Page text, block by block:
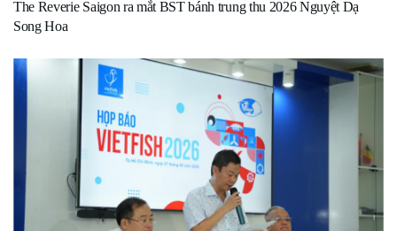
The Reverie Saigon ra mắt BST bánh trung thu 2026 Nguyệt Dạ
Song Hoa